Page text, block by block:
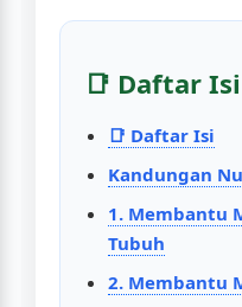
📑 Daftar Isi
📑 Daftar Isi
Kandungan
1. Membantu
Tubuh
2. Membantu